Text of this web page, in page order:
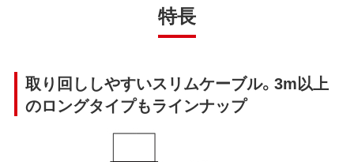
特長
取り回ししやすいスリムケーブル。3m以上
のロングタイプもラインナップ